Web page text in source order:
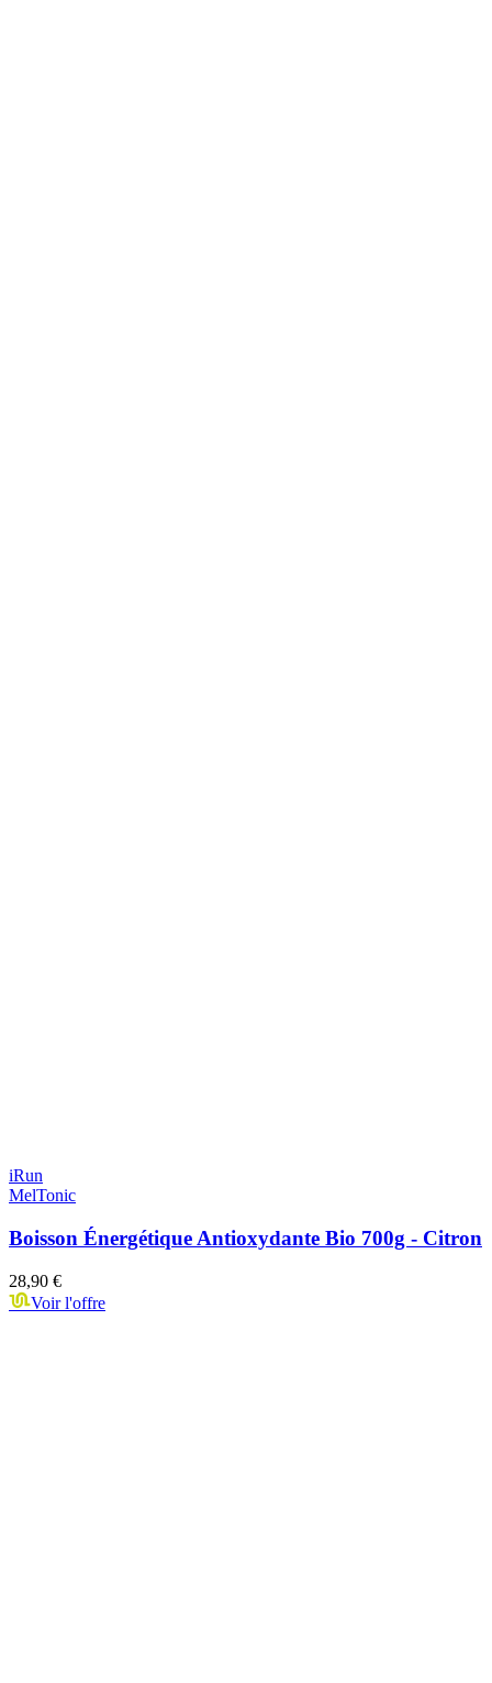
iRun
MelTonic
Boisson Énergétique Antioxydante Bio 700g - Citron
28,90 €
Voir l'offre